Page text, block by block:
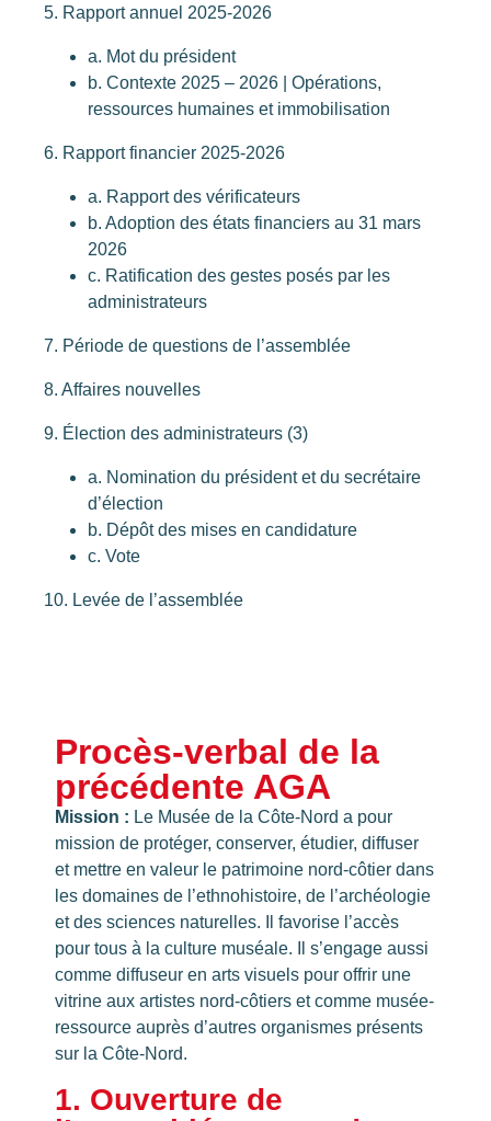
5. Rapport annuel 2025-2026
a. Mot du président
b. Contexte 2025 – 2026 | Opérations,
ressources humaines et immobilisation
6. Rapport financier 2025-2026
a. Rapport des vérificateurs
b. Adoption des états financiers au 31 mars
2026
c. Ratification des gestes posés par les
administrateurs
7. Période de questions de l’assemblée
8. Affaires nouvelles
9. Élection des administrateurs (3)
a. Nomination du président et du secrétaire
d’élection
b. Dépôt des mises en candidature
c. Vote
10. Levée de l’assemblée
Procès-verbal de la
précédente AGA
Mission : Le Musée de la Côte-Nord a pour
mission de protéger, conserver, étudier, diffuser
et mettre en valeur le patrimoine nord-côtier dans
les domaines de l’ethnohistoire, de l’archéologie
et des sciences naturelles. Il favorise l’accès
pour tous à la culture muséale. Il s’engage aussi
comme diffuseur en arts visuels pour offrir une
vitrine aux artistes nord-côtiers et comme musée-
ressource auprès d’autres organismes présents
sur la Côte-Nord.
1. Ouverture de